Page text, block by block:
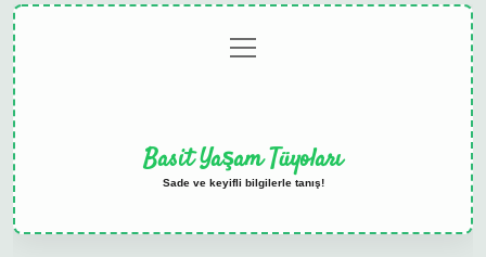
menüyü
aç
Basit Yaşam Tüyoları
Sade ve keyifli bilgilerle tanış!